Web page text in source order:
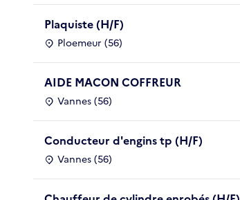
Plaquiste (H/F)
Ploemeur (56)
AIDE MACON COFFREUR
Vannes (56)
Conducteur d'engins tp (H/F)
Vannes (56)